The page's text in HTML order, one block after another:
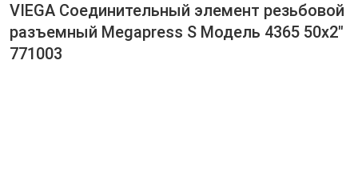
VIEGA Соединительный элемент резьбовой
разъемный Megapress S Модель 4365 50x2"
771003